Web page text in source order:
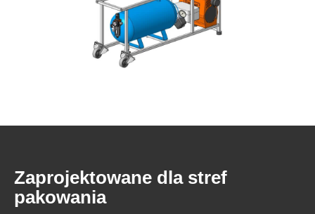
Zaprojektowane dla stref
pakowania